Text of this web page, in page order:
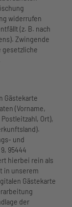
widerrufen
(z. B. nach
Zwingende
gesetzliche
Gästekarte
(Vorname,
Ort),
und
95444
hierbei rein als
in unserem
Gästekarte
der